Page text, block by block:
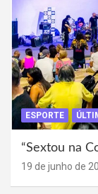
ESPORTE
“Sextou na
19 de junho de